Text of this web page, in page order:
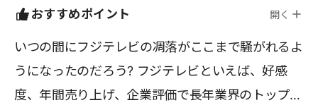
おすすめポイント 開く
いつの間にフジテレビの凋落がここまで騒がれるよ
うになったのだろう? フジテレビといえば、好感
度、年間売り上げ、企業評価で長年業界のトップを